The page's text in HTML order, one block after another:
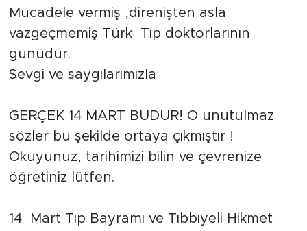
Mücadele vermiş ,direnişten asla
vazgeçmemiş Türk Tıp doktorlarının
günüdür.
Sevgi ve saygılarımızla
GERÇEK 14 MART BUDUR! O unutulmaz
sözler bu şekilde ortaya çıkmıştır !
Okuyunuz, tarihimizi bilin ve çevrenize
öğretiniz lütfen.
14 Mart Tıp Bayramı ve Tıbbıyeli Hikmet